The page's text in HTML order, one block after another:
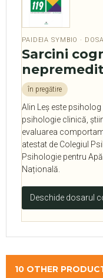
PAIDEIA SYMBIO ·
Sarcini
în pregătire
Alin Leș este
psihologie clinică,
evaluarea
atestat de Colegiul
Psihologie pentru
Națională.
Deschide dosarul
10 OTHER